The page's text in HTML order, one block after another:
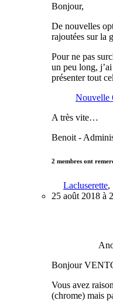
Bonjour,
De nouvelles
rajoutées sur la
Pour ne pas
un peu long,
présenter tout
Nouvelle
A très vite…
Benoit -
2 membres ont
Lacluserette,
25 août 2018 à
Bonjour
Vous avez
(chrome) mais